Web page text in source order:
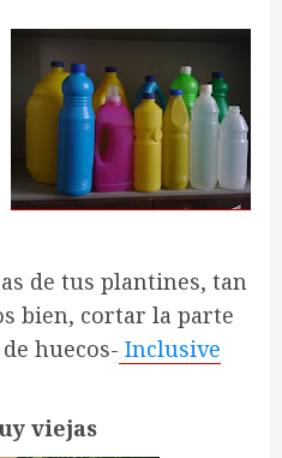
de tus plantines, tan
bien, cortar la parte
huecos- Inclusive
viejas